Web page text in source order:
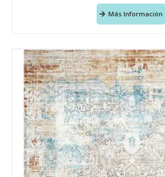
Más Información